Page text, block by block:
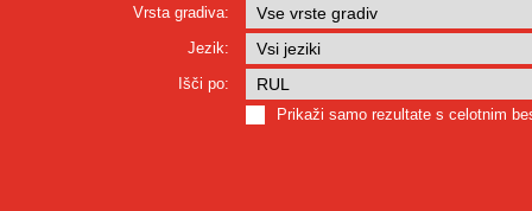
Vrsta gradiva:
Jezik:
Išči po:
Prikaži samo rezultate s celotnim